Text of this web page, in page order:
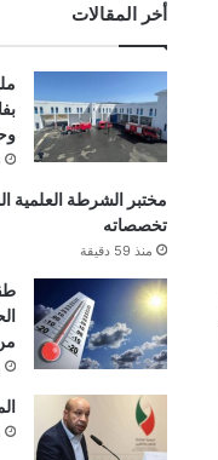
أخر المقالات
مختبر الشرطة العلمية
تخصصاته
منذ 59 دقيقة